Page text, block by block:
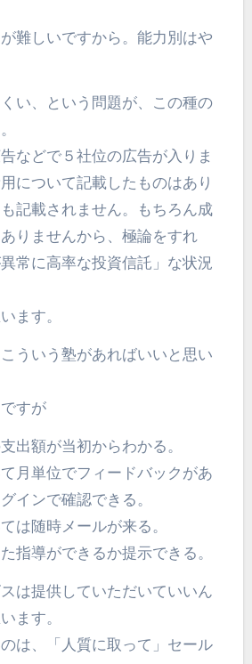
難しいですから。能力別はや
い、という問題が、この種の
などで５社位の広告が入りま
について記載したものはあり
記載されません。もちろん成
りませんから、極論をすれ
常に高率な投資信託」な状況
ます。
ういう塾があればいいと思い
すが
出額が当初からわかる。
月単位でフィードバックがあ
インで確認できる。
は随時メールが来る。
指導ができるか提示できる。
は提供していただいていいん
ます。
は、「人質に取って」セール